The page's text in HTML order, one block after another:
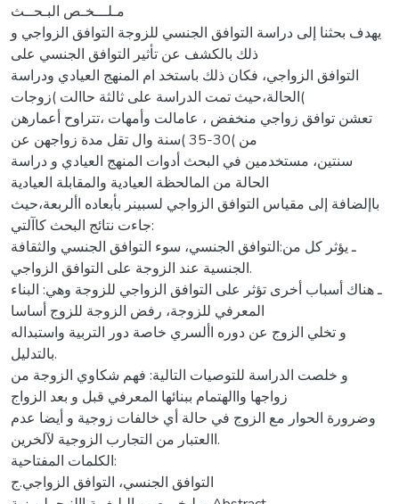
مـلـــخـص البـحــث
يهدف بحثنا إلى دراسة التوافق الجنسي للزوجة التوافق الزواجي و
ذلك بالكشف عن تأثير التوافق الجنسي على
التوافق الزواجي، فكان ذلك باستخد ام المنهج العيادي ودراسة
الحالة،حيث تمت الدراسة على ثالثة حاالت )زوجات(
تعشن توافق زواجي منخفض ، عامالت وأمهات ،تتراوح أعمارهن
من )30-35 )سنة وال تقل مدة زواجهن عن
سنتين، مستخدمين في البحث أدوات المنهج العيادي و دراسة
الحالة من المالحظة العيادية والمقابلة العيادية
باإلضافة إلى مقياس التوافق الزواجي لسبينر بأبعاده األربعة،حيث
جاءت نتائج البحث كاآلتي:
ـ يؤثر كل من:التوافق الجنسي، سوء التوافق الجنسي والثقافة
الجنسية عند الزوجة على التوافق الزواجي.
ـ هناك أسباب أخرى تؤثر على التوافق الزواجي للزوجة وهي: البناء
المعرفي للزوجة، رفض الزوجة للزوج أساسا
و تخلي الزوج عن دوره األسري خاصة دور التربية واستبداله
بالتدليل.
و خلصت الدراسة للتوصيات التالية: فهم شكاوي الزوجة من
زواجها واالهتمام ببنائها المعرفي قبل و بعد الزواج
وضرورة الحوار مع الزوج في حالة أي خالفات زوجية و أيضا عدم
االعتبار من التجارب الزوجية لآلخرين.
الكلمات المفتاحية:
التوافق الجنسي، التوافق الزواجي.‌ج‌